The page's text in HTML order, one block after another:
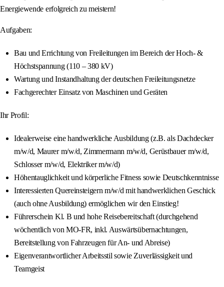
Energiewende erfolgreich zu meistern!
Aufgaben:
Bau und Errichtung von Freileitungen im Bereich der Hoch- &
Höchstspannung (110 – 380 kV)
Wartung und Instandhaltung der deutschen Freileitungsnetze
Fachgerechter Einsatz von Maschinen und Geräten
Ihr Profil:
Idealerweise eine handwerkliche Ausbildung (z.B. als Dachdecker
m/w/d, Maurer m/w/d, Zimmermann m/w/d, Gerüstbauer m/w/d,
Schlosser m/w/d, Elektriker m/w/d)
Höhentauglichkeit und körperliche Fitness sowie Deutschkenntnisse
Interessierten Quereinsteigern m/w/d mit handwerklichen Geschick
(auch ohne Ausbildung) ermöglichen wir den Einstieg!
Führerschein Kl. B und hohe Reisebereitschaft (durchgehend
wöchentlich von MO-FR, inkl. Auswärtsübernachtungen,
Bereitstellung von Fahrzeugen für An- und Abreise)
Eigenverantwortlicher Arbeitsstil sowie Zuverlässigkeit und
Teamgeist